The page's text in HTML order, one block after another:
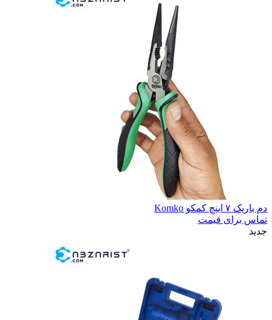
دم باریک ۷ اینچ کمکو Komko
تماس برای قیمت
جدید